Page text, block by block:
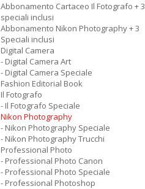
Abbonamento Cartaceo Il Fotografo + 3
speciali inclusi
Abbonamento Nikon Photography + 3
Speciali inclusi
Digital Camera
- Digital Camera Art
- Digital Camera Speciale
Fashion Editorial Book
Il Fotografo
- Il Fotografo Speciale
Nikon Photography
- Nikon Photography Speciale
- Nikon Photography Trucchi
Professional Photo
- Professional Photo Canon
- Professional Photo Speciale
- Professional Photoshop